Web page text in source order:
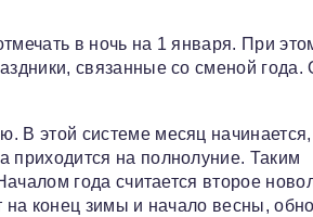
в ночь на 1 января. При
связанные со сменой года.
В этой системе месяц начинается,
на полнолуние. Таким
года считается второе
на конец зимы и начало весны,